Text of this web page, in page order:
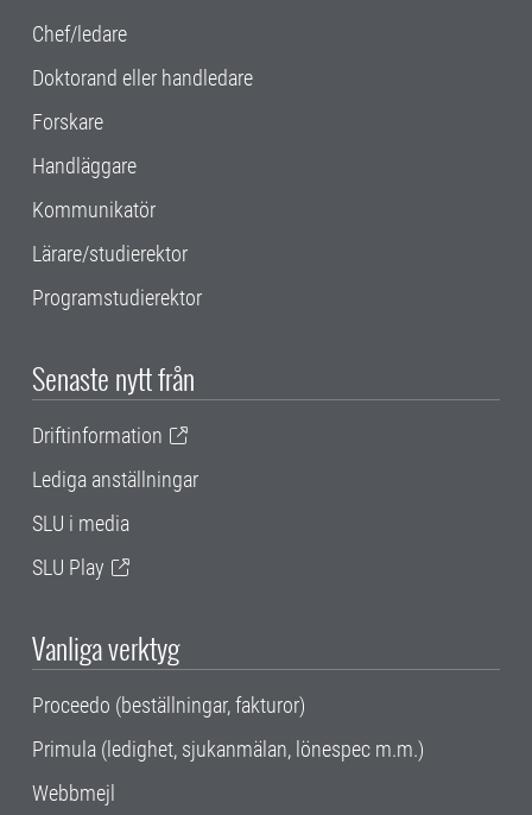
Chef/ledare
Doktorand eller handledare
Forskare
Handläggare
Kommunikatör
Lärare/studierektor
Programstudierektor
Senaste nytt från
Driftinformation
Lediga anställningar
SLU i media
SLU Play
Vanliga verktyg
Proceedo (beställningar, fakturor)
Primula (ledighet, sjukanmälan, lönespec m.m.)
Webbmejl